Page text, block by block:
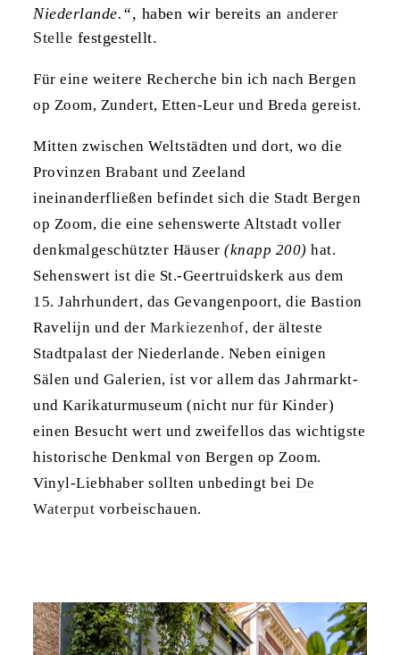
Niederlande.“, haben wir bereits ananderer
Stelle festgestellt.
Für eine weitere Recherche bin ich nach Bergen
op Zoom, Zundert, Etten-Leur und Breda gereist.
Mitten zwischen Weltstädten und dort, wo die
Provinzen Brabant und Zeeland
ineinanderfließen befindet sich die Stadt Bergen
op Zoom, die eine sehenswerte Altstadt voller
denkmalgeschützter Häuser(knapp 200) hat.
Sehenswert ist die St.-Geertruidskerk aus dem
15. Jahrhundert, das Gevangenpoort, die Bastion
Ravelijn und der Markiezenhof, der älteste
Stadtpalast der Niederlande. Neben einigen
Sälen und Galerien, ist vor allem das Jahrmarkt-
und Karikaturmuseum (nicht nur für Kinder)
einen Besucht wert und zweifellos das wichtigste
historische Denkmal von Bergen op Zoom.
Vinyl-Liebhaber sollten unbedingt beiDe
Waterput vorbeischauen.